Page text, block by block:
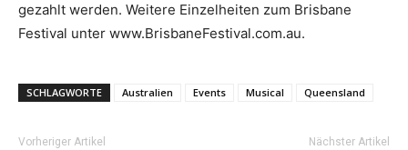
gezahlt werden. Weitere Einzelheiten zum Brisbane
Festival unter www.BrisbaneFestival.com.au.
SCHLAGWORTE Australien Events Musical Queensland
Vorheriger Artikel Nächster Artikel